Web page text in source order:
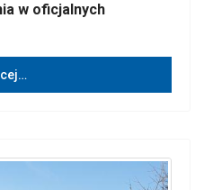
w oficjalnych